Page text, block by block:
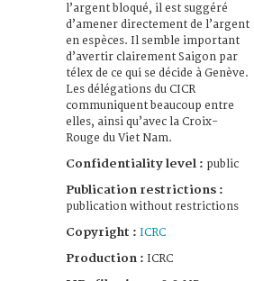
l’argent bloqué, il est suggéré
d’amener directement de l’argent
en espèces. Il semble important
d’avertir clairement Saigon par
télex de ce qui se décide à Genève.
Les délégations du CICR
communiquent beaucoup entre
elles, ainsi qu’avec la Croix-
Rouge du Viet Nam.
Confidentiality level : public
Publication restrictions :
publication without restrictions
Copyright : ICRC
Production : ICRC